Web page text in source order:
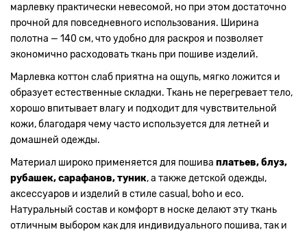
марлевку практически невесомой, но при этом достаточно
прочной для повседневного использования. Ширина
полотна — 140 см, что удобно для раскроя и позволяет
экономично расходовать ткань при пошиве изделий.
Марлевка коттон слаб приятна на ощупь, мягко ложится и
образует естественные складки. Ткань не перегревает тело,
хорошо впитывает влагу и подходит для чувствительной
кожи, благодаря чему часто используется для летней и
домашней одежды.
Материал широко применяется для пошива платьев, блуз,
рубашек, сарафанов, туник, а также детской одежды,
аксессуаров и изделий в стиле casual, boho и eco.
Натуральный состав и комфорт в носке делают эту ткань
отличным выбором как для индивидуального пошива, так и